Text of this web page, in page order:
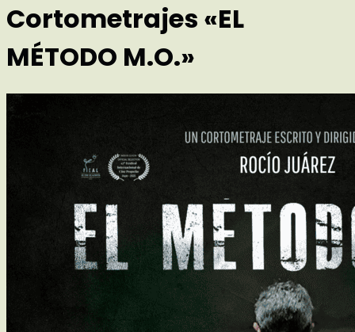
Cortometrajes «EL
MÉTODO M.O.»